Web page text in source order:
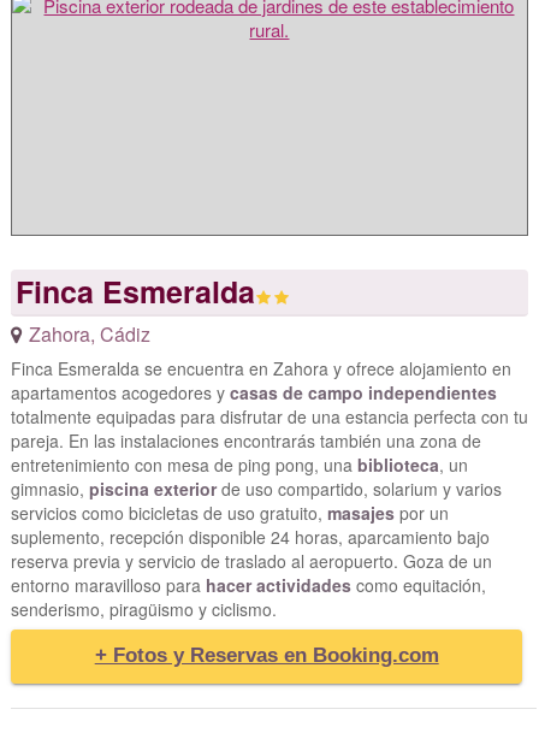
Finca Esmeralda
Zahora, Cádiz
Finca Esmeralda se encuentra en Zahora y ofrece alojamiento en
apartamentos acogedores y casas de campo independientes
totalmente equipadas para disfrutar de una estancia perfecta con tu
pareja. En las instalaciones encontrarás también una zona de
entretenimiento con mesa de ping pong, una biblioteca, un
gimnasio, piscina exteriorde uso compartido, solarium y varios
servicios como bicicletas de uso gratuito, masajespor un
suplemento, recepción disponible 24 horas, aparcamiento bajo
reserva previa y servicio de traslado al aeropuerto. Goza de un
entorno maravilloso para hacer actividadescomo equitación,
senderismo, piragüismo y ciclismo.
+ Fotos y Reservas en Booking.com